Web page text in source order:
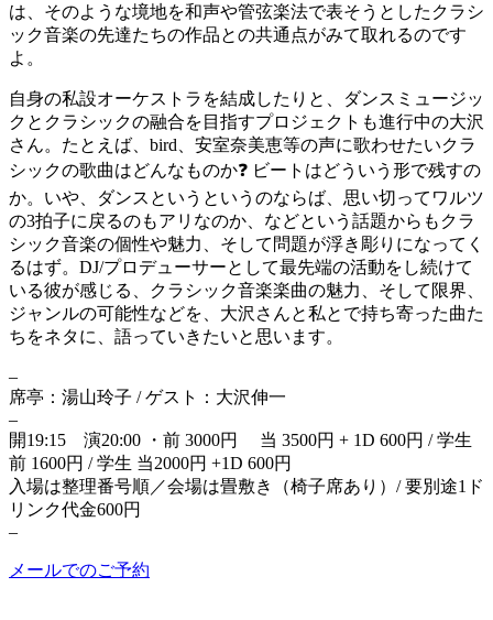
は、そのような境地を和声や管弦楽法で表そうとしたクラシ
ック音楽の先達たちの作品との共通点がみて取れるのです
よ。
自身の私設オーケストラを結成したりと、ダンスミュージッ
クとクラシックの融合を目指すプロジェクトも進行中の大沢
さん。たとえば、bird、安室奈美恵等の声に歌わせたいクラ
シックの歌曲はどんなものか❓ ビートはどういう形で残すの
か。いや、ダンスというというのならば、思い切ってワルツ
の3拍子に戻るのもアリなのか、などという話題からもクラ
シック音楽の個性や魅力、そして問題が浮き彫りになってく
るはず。DJ/プロデューサーとして最先端の活動をし続けて
いる彼が感じる、クラシック音楽楽曲の魅力、そして限界、
ジャンルの可能性などを、大沢さんと私とで持ち寄った曲た
ちをネタに、語っていきたいと思います。
–
席亭：湯山玲子 / ゲスト：大沢伸一
–
開19:15 演20:00 ・前 3000円 当 3500円 + 1D 600円 / 学生
前 1600円 / 学生 当2000円 +1D 600円
入場は整理番号順／会場は畳敷き（椅子席あり）/ 要別途1ド
リンク代金600円
–
メールでのご予約